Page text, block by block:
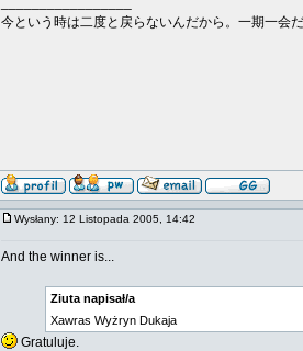
今という時は二度と戻らないんだから。一期一会
Wysłany: 12 Listopada 2005, 14:42
And the winner is...
Ziuta napisał/a
Xawras Wyżryn Dukaja
Gratuluje.